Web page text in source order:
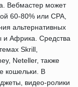
Вебмастер может
60-80% или CPA,
альтернативных
и Африка. Средства
Skrill,
Neteller, также
кошельки. В
видео-ролики